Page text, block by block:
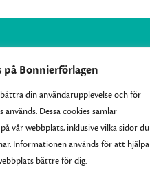
Bonnierförlagen
din användarupplevelse och för
Dessa cookies samlar
vår webbplats, inklusive vilka sidor du
Informationen används för att hjälpa
bättre för dig.
och ger varje
titlar.